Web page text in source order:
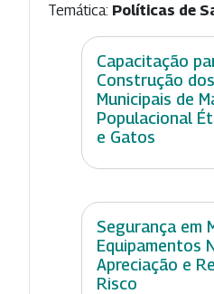
Temática: Políticas de
Capacitação
Construção
Municipais de
Populacional
e Gatos
Segurança em
Equipamentos
Apreciação e
Risco